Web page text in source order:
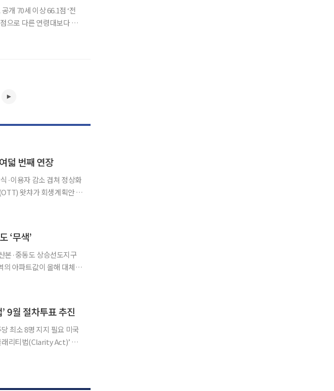
‘전
덟 번째 연장
·이용자 감소 겹쳐 정상화
‘무색’
본·중동도 상승선도지구
9월 절차투표 추진
최소 8명 지지 필요 미국
래리티법(Clarity Act)’ 처